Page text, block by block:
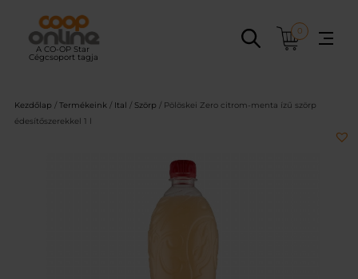
tartalomhoz
0
Kezdőlap / Termékeink / Ital / Szörp / Pölöskei Zero citrom-menta ízű szörp
édesítőszerekkel 1 l